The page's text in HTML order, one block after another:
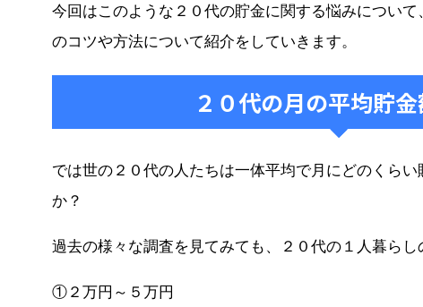
今回はこのような２０代の貯金に関する悩みについ
のコツや方法について紹介をしていきます。
２０代の月の平均貯金
では世の２０代の人たちは一体平均で月にどのくら
か？
過去の様々な調査を見てみても、２０代の１人暮らし
①２万円～５万円